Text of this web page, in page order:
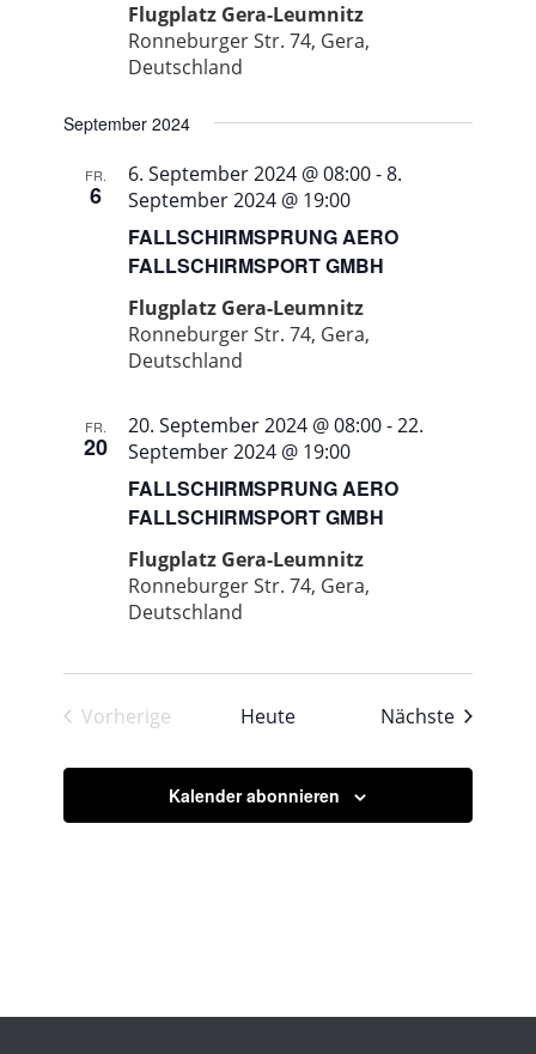
Flugplatz Gera-Leumnitz
Ronneburger Str. 74, Gera,
Deutschland
September 2024
FR.
6
FALLSCHIRMSPRUNG AERO
FALLSCHIRMSPORT GMBH
6. September 2024 @ 08:00-8.
September 2024 @ 19:00
Flugplatz Gera-Leumnitz
Ronneburger Str. 74, Gera,
Deutschland
FR.
20
FALLSCHIRMSPRUNG AERO
FALLSCHIRMSPORT GMBH
20. September 2024 @ 08:00-22.
September 2024 @ 19:00
Flugplatz Gera-Leumnitz
Ronneburger Str. 74, Gera,
Deutschland
Vorherige
Heute Nächste
Kalender abonnieren